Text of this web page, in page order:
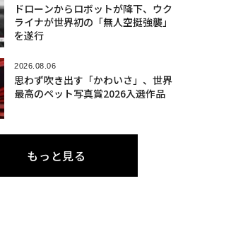
ドローンからロボットが降下、ウク
ライナが世界初の「無人空挺強襲」
を遂行
2026.08.06
思わず吹き出す「かわいさ」、世界
最高のペット写真賞2026入選作品
もっと見る